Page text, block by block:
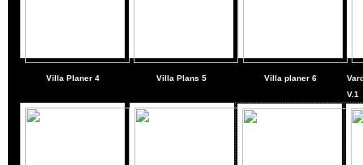
Villa Planer4 Villa Plans 5 Villa planer 6
V.1